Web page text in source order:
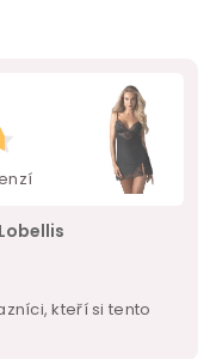
kteří si tento